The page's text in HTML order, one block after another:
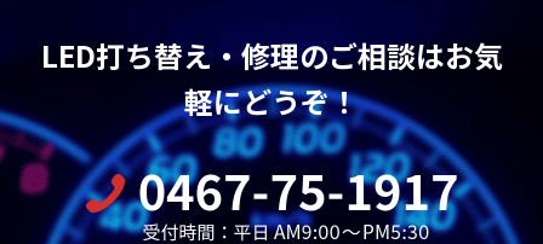
LED打ち替え・修理のご相談はお気
軽にどうぞ！